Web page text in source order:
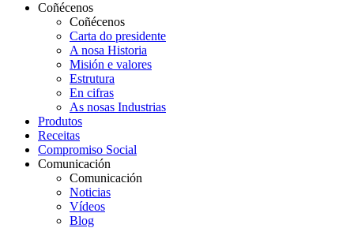
Coñécenos
Coñécenos
Carta do presidente
A nosa Historia
Misión e valores
Estrutura
En cifras
As nosas Industrias
Produtos
Receitas
Compromiso Social
Comunicación
Comunicación
Noticias
Vídeos
Blog